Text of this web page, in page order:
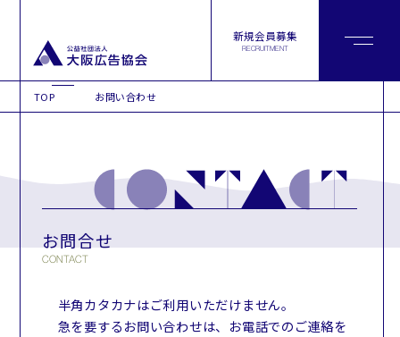
新規会員募集
RECRUITMENT
TOP お問い合わせ
お問合せ
CONTACT
半角カタカナはご利用いただけません。
急を要するお問い合わせは、お電話でのご連絡を